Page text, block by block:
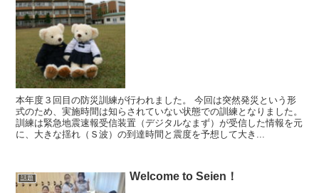
本年度３回目の防災訓練が行われました。 今回は突然発災という形
式のため、実施時間は知らされていない状態での訓練となりました。
訓練は緊急地震速報受信装置（デジタルなまず）が受信した情報を元
に、大きな揺れ（Ｓ波）の到達時間と震度を予想して大き...
話題 Welcome to Seien！